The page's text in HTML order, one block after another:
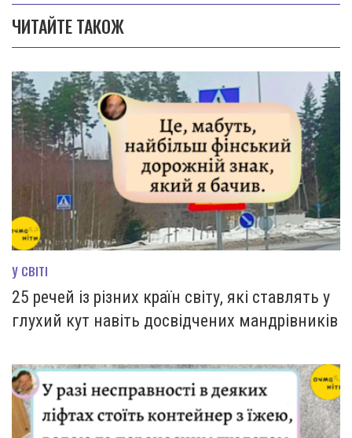
ЧИТАЙТЕ ТАКОЖ
У СВІТІ
25 речей із різних країн світу, які ставлять у
глухий кут навіть досвідчених мандрівників